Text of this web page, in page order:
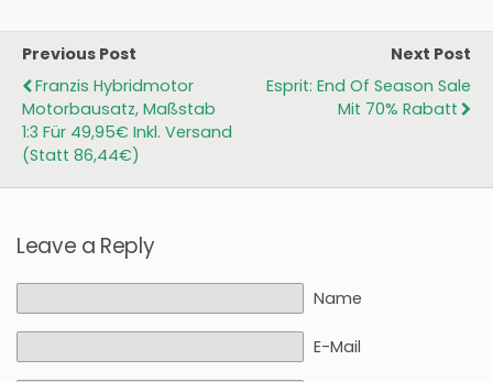
Previous Post
Franzis Hybridmotor
Motorbausatz, Maßstab
1:3 Für 49,95€ Inkl. Versand
(statt 86,44€)
Next Post
Esprit: End Of Season Sale
Mit 70% Rabatt
Leave a Reply
Name
E-Mail